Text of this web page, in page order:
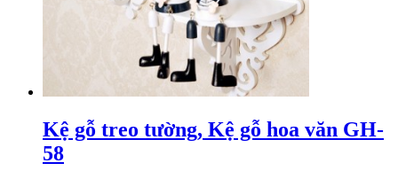
Kệ gỗ treo tường, Kệ gỗ hoa văn GH-
58